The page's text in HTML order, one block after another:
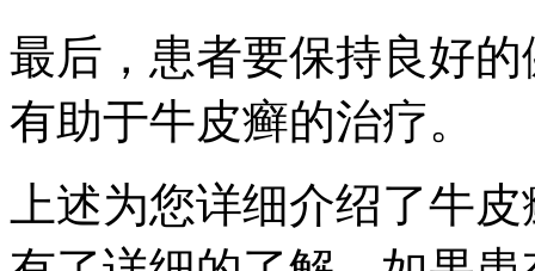
最后，患者要保持良好
有助于牛皮癣的治疗。
上述为您详细介绍了牛